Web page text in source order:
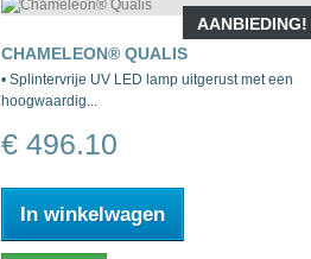
AANBIEDING!
CHAMELEON® QUALIS
• Splintervrije UV LED lamp uitgerust met een
hoogwaardig...
€ 496.10
In winkelwagen